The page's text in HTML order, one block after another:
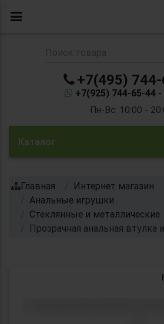
+7(495)
+7(925) 744-65-44 -
Пн-Вс: 10:00 -
Каталог
Главная
Интернет магазин
Анальные игрушки
Стеклянные и металлические
Прозрачная анальная втулка